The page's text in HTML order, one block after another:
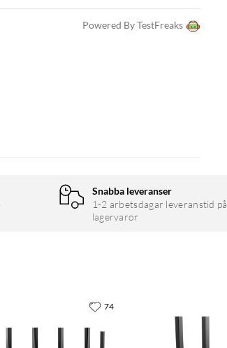
Powered By TestFreaks
Snabba leveranser
1-2 arbetsdagar leveranstid på
lagervaror
74